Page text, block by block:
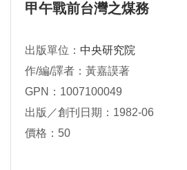
甲午戰前台灣之煤務
出版單位： 中央研究院
作/編/譯者：黃嘉謨著
GPN：1007100049
出版／創刊日期：1982-06
價格：50